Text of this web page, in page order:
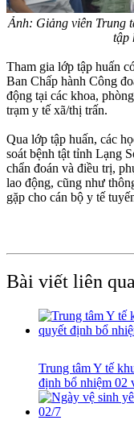
Ảnh: Giảng viên Trung
tập
Tham gia lớp tập huấn
Ban Chấp hành Công
động tại các khoa,
trạm y tế xã/thị trấn.
Qua lớp tập huấn, các
soát bệnh tật tỉnh Lạng
chẩn đoán và điều trị,
lao động, cũng như
gặp cho cán bộ y tế
Bài viết liên
Trung tâm Y tế
định bổ nhiệm 02